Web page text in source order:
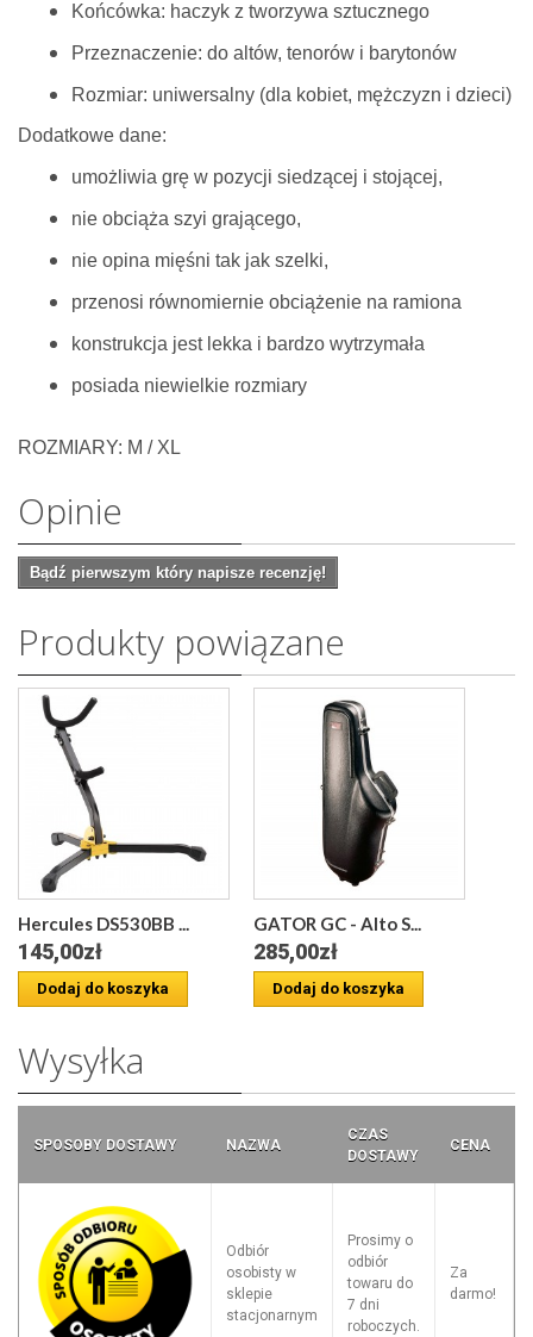
Końcówka: haczyk z tworzywa sztucznego
Przeznaczenie: do altów, tenorów i barytonów
Rozmiar: uniwersalny (dla kobiet, mężczyzn i dzieci)
Dodatkowe dane:
umożliwia grę w pozycji siedzącej i stojącej,
nie obciąża szyi grającego,
nie opina mięśni tak jak szelki,
przenosi równomiernie obciążenie na ramiona
konstrukcja jest lekka i bardzo wytrzymała
posiada niewielkie rozmiary
ROZMIARY: M / XL
Opinie
Bądź pierwszym który napisze recenzję!
Produkty powiązane
Hercules DS530BB ...
145,00zł
Dodaj do koszyka
GATOR GC - Alto S...
285,00zł
Dodaj do koszyka
Wysyłka
SPOSOBY DOSTAWY NAZWA
CZAS
DOSTAWY
CENA
Odbiór
osobisty w
sklepie
stacjonarnym
Prosimy o
odbiór
towaru do
7 dni
roboczych.
Za
darmo!